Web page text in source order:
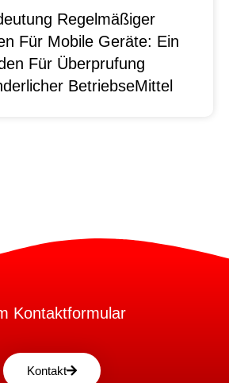
Regelmäßiger
Für Mobile Geräte: Ein
Für Überprufung
BetriebseMittel
Kontaktformular
Kontakt